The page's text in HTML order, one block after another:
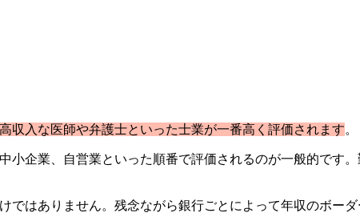
収入な医師や弁護士といった士業が一番高く評価されます。
小企業、自営業といった順番で評価されるのが一般的です
ではありません。残念ながら銀行ごとによって年収のボー